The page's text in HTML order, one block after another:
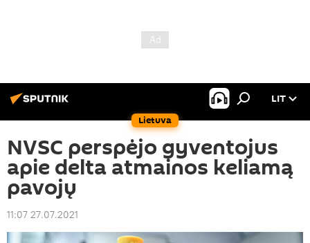
Lietuva
LIT
NVSC perspėjo gyventojus
apie delta atmainos keliamą
pavojų
11:07 27.07.2021